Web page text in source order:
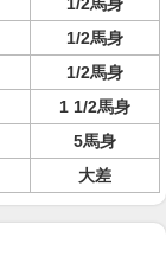
1/2馬身
1/2馬身
1 1/2馬身
5馬身
大差